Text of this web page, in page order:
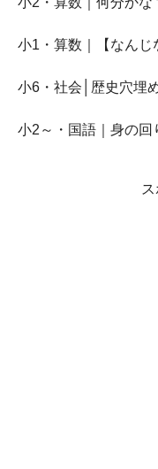
小1・算数｜【なんじ
小6・社会│歴史穴埋
小2～・国語｜身の回